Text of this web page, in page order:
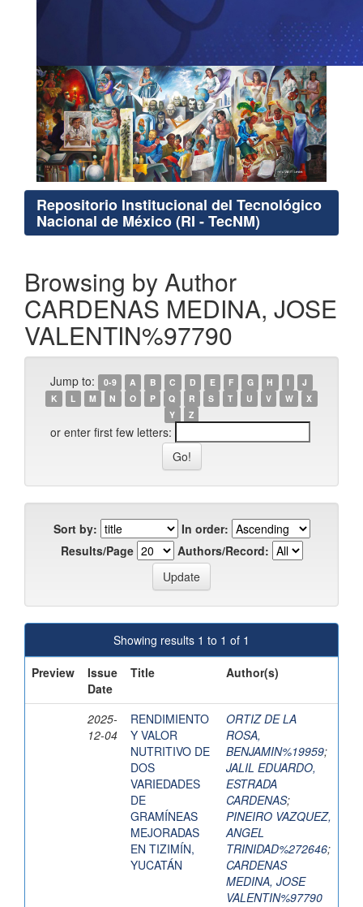
Repositorio Institucional del Tecnológico
Nacional de México (RI - TecNM)
Browsing by Author
CARDENAS MEDINA, JOSE
VALENTIN%97790
Jump to: 0-9 A B C D E F G H I
J
K
L M N O P Q R S T U V W
X
Y
Z
or enter first few letters:
Sort by:
In order:
Results/Page
Authors/Record:
Showing results 1 to 1 of 1
Preview
Issue
Date
Title Author(s)
2025-
12-04
RENDIMIENTO
Y VALOR
NUTRITIVO DE
DOS
VARIEDADES
DE
GRAMÍNEAS
MEJORADAS
EN TIZIMÍN,
YUCATÁN
ORTIZ DE LA
ROSA,
BENJAMIN%19959;
JALIL EDUARDO,
ESTRADA
CARDENAS;
PINEIRO VAZQUEZ,
ANGEL
TRINIDAD%272646;
CARDENAS
MEDINA, JOSE
VALENTIN%97790